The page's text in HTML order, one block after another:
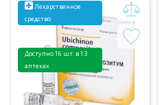
Лекарственное
средство
Доступно 16 шт. в 13
аптеках